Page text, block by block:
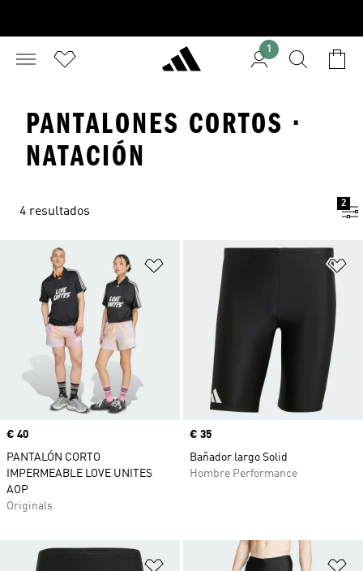
1
PANTALONES CORTOS ·
NATACIÓN
4 resultados
2
Añadir a la lista de deseos
Precio
€ 40
PANTALÓN CORTO
IMPERMEABLE LOVE UNITES
AOP
Originals
Precio
€ 35
Bañador largo Solid
Hombre Performance
Añadir a la lista de deseos